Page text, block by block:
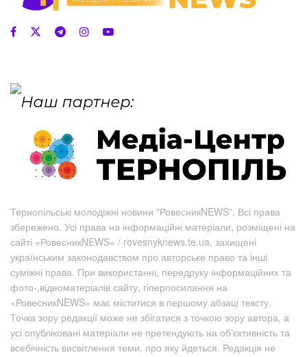
Тернопільські молодіжні новини "РовесникNEWS". Всі права
збережено. Усі права на інформаційні матеріали, розміщені на
сайті «РовесникNEWS» / rovesnyknews.te.ua, захищені
українським законодавством про авторське право та інші
суміжні права. При використанні, передруку інформаційних та
фото-,відеоматеріалів сайту, гіперпосилання на
«РовесникNEWS» має міститися в першому абзаці тексту.
Точка зору редакції може не збігатися з точкою зору автора, а
усі опубліковані матеріали не претендують на об'єктивність та
всебічність висвітлення теми, про яку йдеться. Редакція не